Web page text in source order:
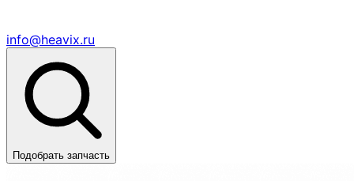
info@heavix.ru
Подобрать запчасть